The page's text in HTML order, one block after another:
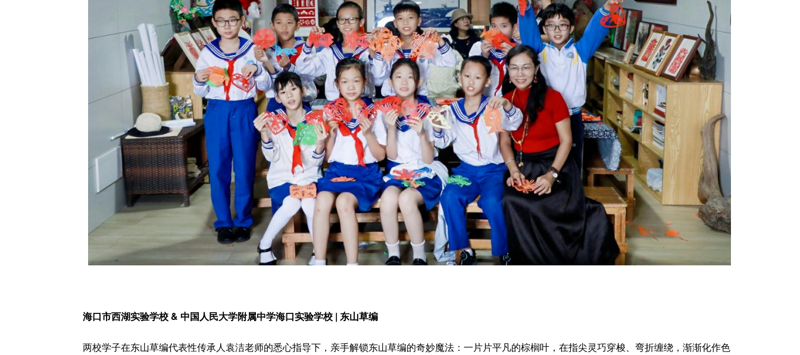
海口市西湖实验学校 & 中国人民大学附属中学海口实验学校 | 东山草编
两校学子在东山草编代表性传承人袁洁老师的悉心指导下，亲手解锁东山草编的奇妙魔法：一片片平凡的棕榈叶，在指尖灵巧穿梭、弯折缠绕，渐渐化作色